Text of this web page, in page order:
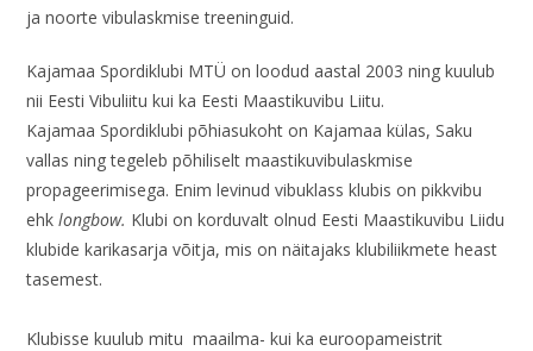
ja noorte vibulaskmise treeninguid.
Kajamaa Spordiklubi MTÜ on loodud aastal 2003 ning kuulub
nii Eesti Vibuliitu kui ka Eesti Maastikuvibu Liitu.
Kajamaa Spordiklubi põhiasukoht on Kajamaa külas, Saku
vallas ning tegeleb põhiliselt maastikuvibulaskmise
propageerimisega. Enim levinud vibuklass klubis on pikkvibu
ehklongbow. Klubi on korduvalt olnud Eesti Maastikuvibu Liidu
klubide karikasarja võitja, mis on näitajaks klubiliikmete heast
tasemest.
Klubisse kuulub mitu maailma- kui ka euroopameistrit